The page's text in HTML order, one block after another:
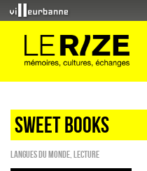
sweet books
Langues du monde Lecture